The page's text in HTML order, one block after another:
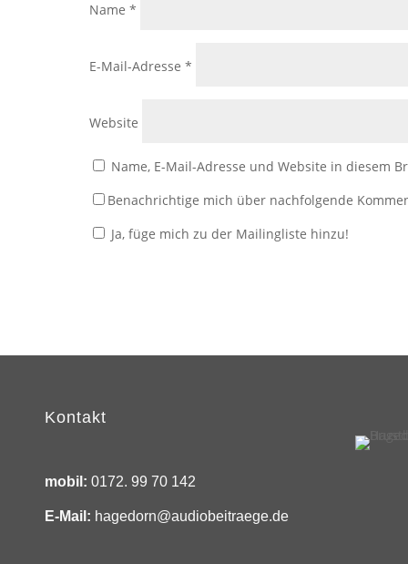
Name *
E-Mail-Adresse *
Website
Name, E-Mail-Adresse und Website in diesem
Benachrichtige mich über nachfolgende
Ja, füge mich zu der Mailingliste hinzu!
Kontakt
mobil: 0172. 99 70 142
E-Mail: hagedorn@audiobeitraege.de